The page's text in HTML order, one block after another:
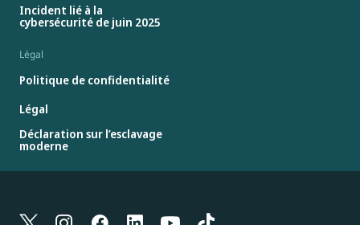
Incident lié à la
cybersécurité de juin 2025
Légal
Politique de confidentialité
Légal
Déclaration sur l’esclavage
moderne